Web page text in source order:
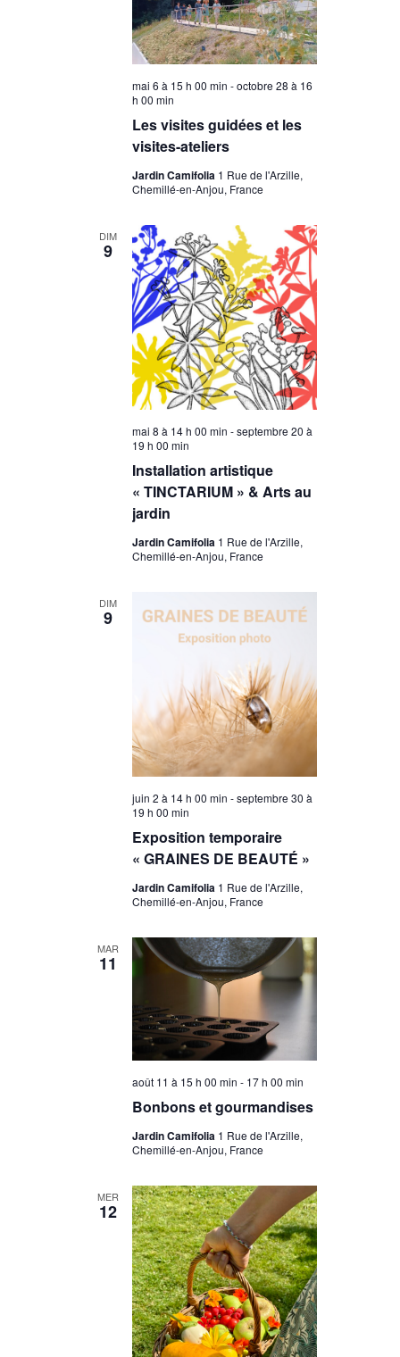
Les visites guidées et les
visites-ateliers
mai 6 à 15 h 00 min -octobre 28 à 16
h 00 min
Jardin Camifolia 1 Rue de l'Arzille,
Chemillé-en-Anjou, France
DIM
9
Installation artistique
« TINCTARIUM » & Arts au
jardin
mai 8 à 14 h 00 min -septembre 20 à
19 h 00 min
Jardin Camifolia 1 Rue de l'Arzille,
Chemillé-en-Anjou, France
DIM
9
Exposition temporaire
« GRAINES DE BEAUTÉ »
juin 2 à 14 h 00 min -septembre 30 à
19 h 00 min
Jardin Camifolia 1 Rue de l'Arzille,
Chemillé-en-Anjou, France
MAR
11
Bonbons et gourmandises
août 11 à 15 h 00 min - 17 h 00 min
Jardin Camifolia 1 Rue de l'Arzille,
Chemillé-en-Anjou, France
MER
12